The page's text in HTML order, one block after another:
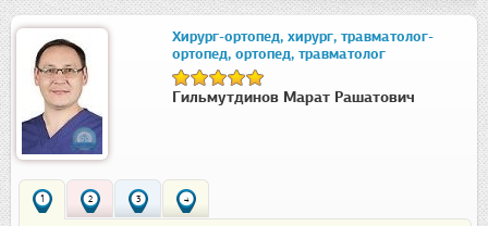
Хирург-ортопед, хирург, травматолог-
ортопед, ортопед, травматолог
Гильмутдинов Марат Рашатович
1 2 3 4